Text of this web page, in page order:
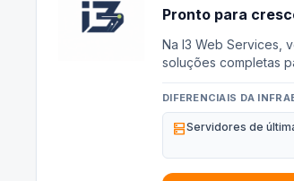
Pronto para
Na I3 Web Services,
soluções completas
DIFERENCIAIS DA
dnsServidores de